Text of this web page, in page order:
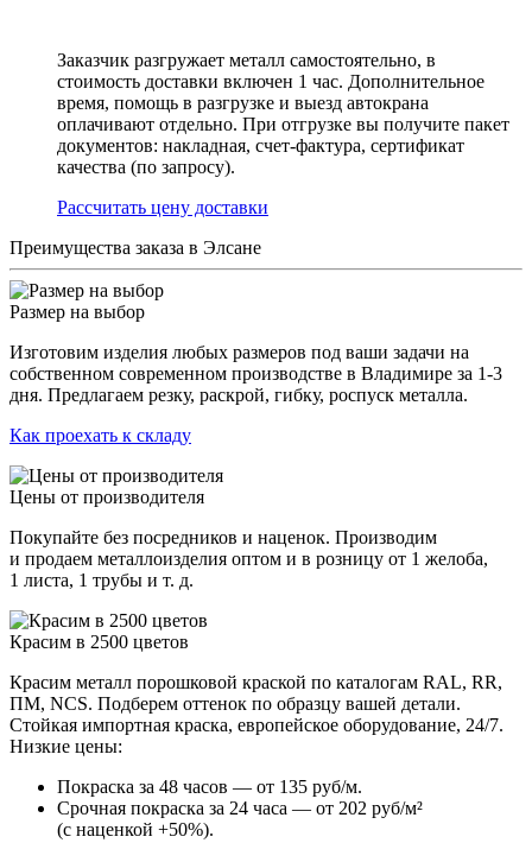
Заказчик разгружает металл самостоятельно, в
стоимость доставки включен 1 час. Дополнительное
время, помощь в разгрузке и выезд автокрана
оплачивают отдельно. При отгрузке вы получите пакет
документов: накладная, счет-фактура, сертификат
качества (по запросу).
Раcсчитать цену доставки
Преимущества заказа в Элсане
Размер на выбор
Изготовим изделия любых размеров под ваши задачи на
собственном современном производстве в Владимире за 1-3
дня. Предлагаем резку, раскрой, гибку, роспуск металла.
Как проехать к складу
Цены от производителя
Покупайте без посредников и наценок. Производим
и продаем металлоизделия оптом и в розницу от 1 желоба,
1 листа, 1 трубы и т. д.
Красим в 2500 цветов
Красим металл порошковой краской по каталогам RAL, RR,
ПМ, NCS. Подберем оттенок по образцу вашей детали.
Стойкая импортная краска, европейское оборудование, 24/7.
Низкие цены:
Покраска за 48 часов — от 135 руб/м.
Срочная покраска за 24 часа — от 202 руб/м²
(с наценкой +50%).